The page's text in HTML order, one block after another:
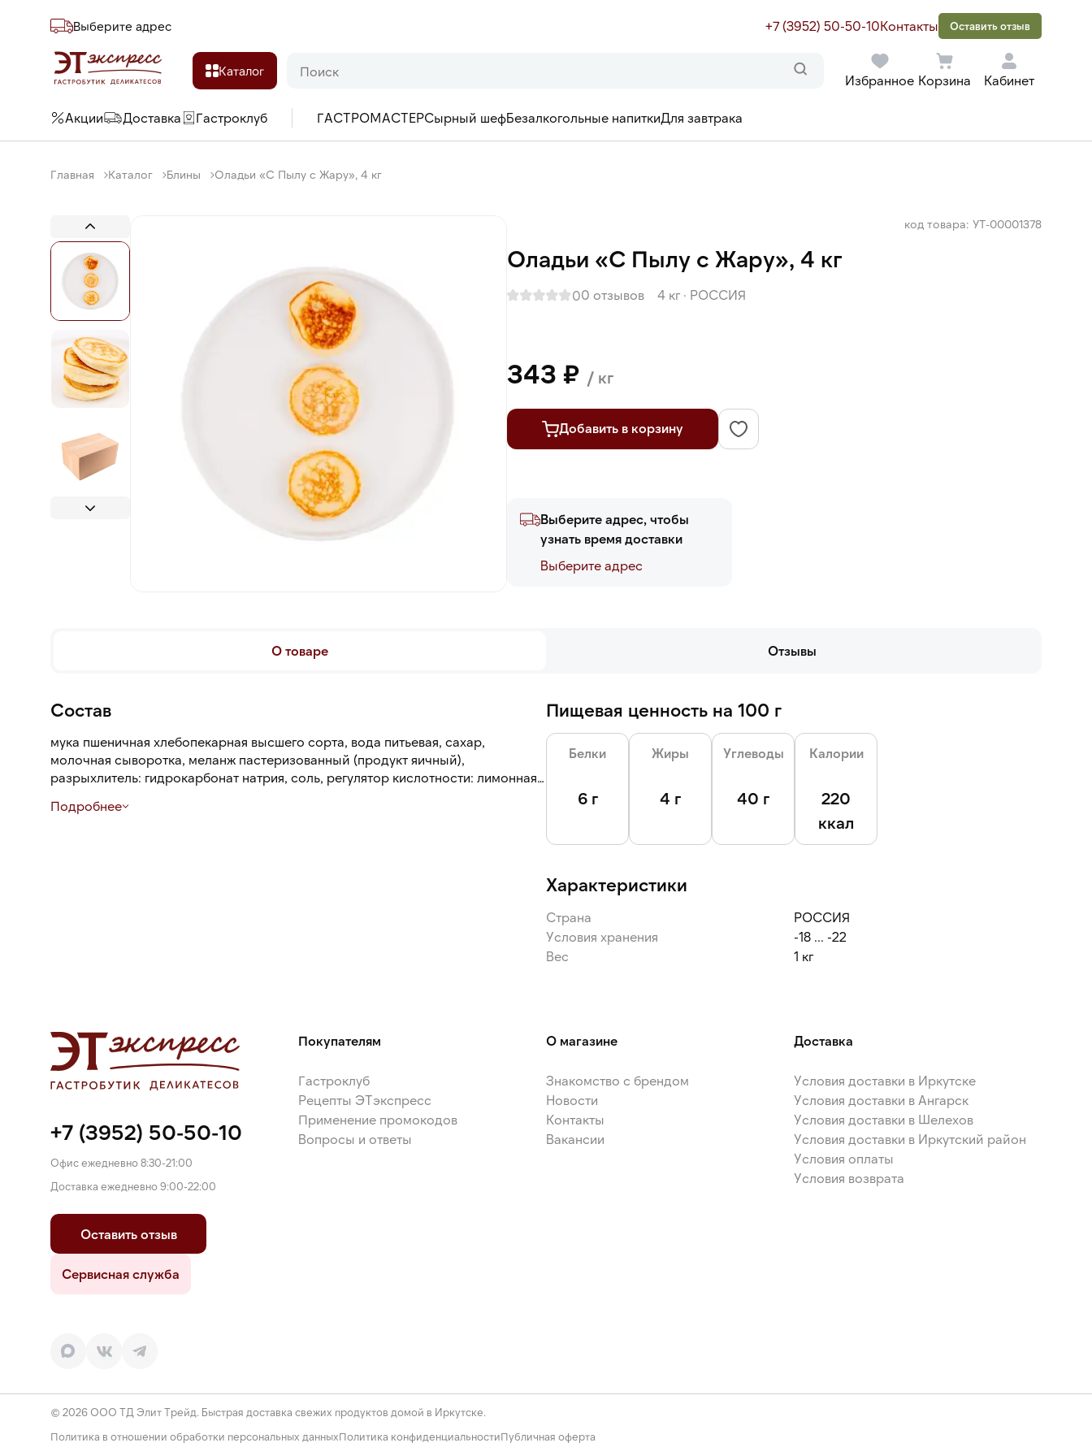
Выберите адреc +7 (3952) 50-50-10Контакты Оставить отзыв
Каталог
Избранное Корзина Кабинет
Акции Доставка Гастроклуб ГАСТРОМАСТЕРСырный шефБезалкогольные напиткиДля завтрака
Главная Каталог Блины Оладьи «С Пылу с Жару», 4 кг
код товара: УТ-00001378
Оладьи «С Пылу с Жару», 4 кг
00 отзывов 4 кг · РОССИЯ
343 ₽ / кг
Добавить в корзину
Выберите адрес, чтобы
узнать время доставки
Выберите адреc
О товаре Отзывы
Состав
мука пшеничная хлебопекарная высшего сорта, вода питьевая, сахар,
молочная сыворотка, меланж пастеризованный (продукт яичный),
разрыхлитель: гидрокарбонат натрия, соль, регулятор кислотности: лимонная
Подробнее
Пищевая ценность на 100 г
Белки
6 г
Жиры
4 г
Углеводы
40 г
Калории
220
ккал
Характеристики
Страна
РОССИЯ
Условия хранения
-18 ... -22
Вес
1 кг
+7 (3952) 50-50-10
Офис ежедневно 8:30-21:00
Доставка ежедневно 9:00-22:00
Оставить отзыв
Сервисная служба
Покупателям
Гастроклуб
Рецепты ЭТэкспресс
Применение промокодов
Вопросы и ответы
О магазине
Знакомство с брендом
Новости
Контакты
Вакансии
Доставка
Условия доставки в Иркутске
Условия доставки в Ангарск
Условия доставки в Шелехов
Условия доставки в Иркутский район
Условия оплаты
Условия возврата
© 2026 ООО ТД Элит Трейд. Быстрая доставка свежих продуктов домой в Иркутске.
Политика в отношении обработки персональных данныхПолитика конфиденциальностиПубличная оферта